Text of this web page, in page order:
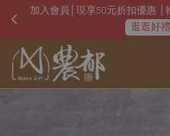
加入會員│現享50元折扣優惠 │
逛逛好禮